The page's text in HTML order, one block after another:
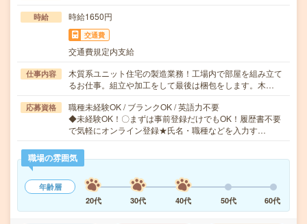
時給 時給1650円
交通費
交通費規定内支給
仕事内容
木質系ユニット住宅の製造業務！工場内で部屋を組み立て
るお仕事。組立や加工をして最後は梱包をします。木…
応募資格
職種未経験OK / ブランクOK / 英語力不要
◆未経験OK！〇まずは事前登録だけでもOK！履歴書不要
で気軽にオンライン登録★氏名・職種などを入力す…
職場の雰囲気
年齢層
20代
30代 40代 50代 60代